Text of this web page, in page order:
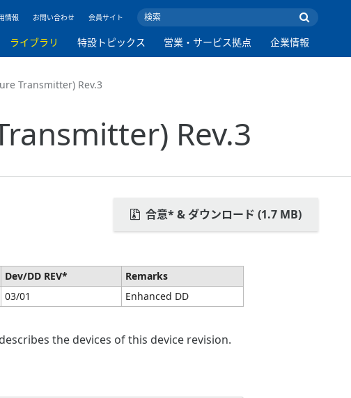
情報 お問い合わせ 会員サイト
ライブラリ 特設トピックス 営業・サービス拠点 企業情報
Transmitter) Rev.3
Rev.3
合意* & ダウンロード (1.7 MB)
Dev/DD REV*
Remarks
03/01 Enhanced DD
the devices of this device revision.